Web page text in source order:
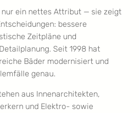
ein nettes Attribut — sie zeigt
bessere
Zeitpläne und
Seit 1998 hat
Bäder modernisiert und
genau.
aus Innenarchitekten,
und Elektro- sowie